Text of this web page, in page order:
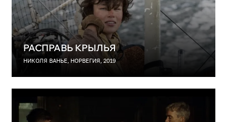
РАСПРАВЬ КРЫЛЬЯ
НИКОЛЯ ВАНЬЕ, НОРВЕГИЯ, 2019